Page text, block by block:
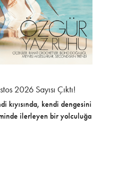
2026 Sayısı Çıktı!
kıyısında, kendi dengesini
ilerleyen bir yolculuğa